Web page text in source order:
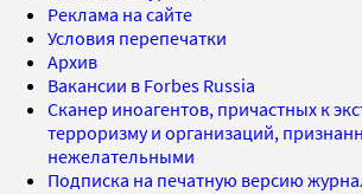
Реклама на сайте
Условия перепечатки
Архив
Вакансии в Forbes Russia
Сканер иноагентов, причастных к
терроризму и организаций,
нежелательными
Подписка на печатную версию